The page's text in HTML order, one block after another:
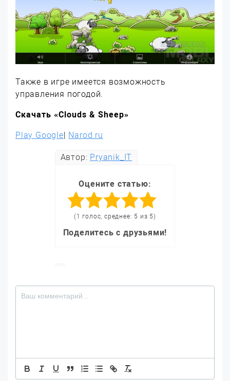
Также в игре имеется возможность
управления погодой.
Скачать «Clouds & Sheep»
Play Google Narod.ru
Автор: Pryanik_IT
Оцените статью:
(1 голос, среднее: 5 из 5)
Поделитесь с друзьями!